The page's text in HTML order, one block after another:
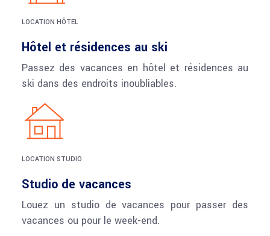
LOCATION HÔTEL
Hôtel et résidences au ski
Passez des vacances en hôtel et résidences au
ski dans des endroits inoubliables.
LOCATION STUDIO
Studio de vacances
Louez un studio de vacances pour passer des
vacances ou pour le week-end.